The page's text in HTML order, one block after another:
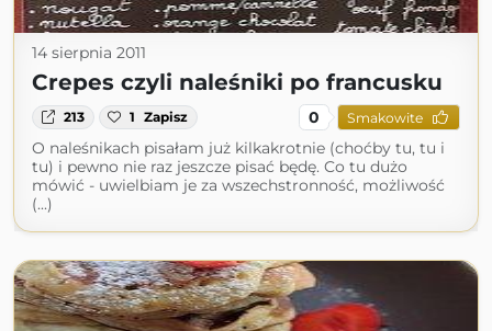
14 sierpnia 2011
Crepes czyli naleśniki po francusku
213 1 Zapisz 0 Smakowite
O naleśnikach pisałam już kilkakrotnie (choćby tu, tu i
tu) i pewno nie raz jeszcze pisać będę. Co tu dużo
mówić - uwielbiam je za wszechstronność, możliwość
(...)